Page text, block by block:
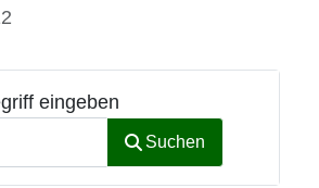
eingeben
Suchen